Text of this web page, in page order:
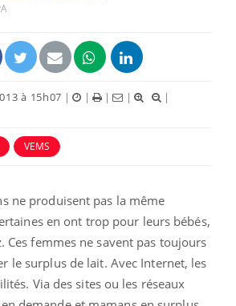
à 15h07 | | | |
|
VEMS
ne produisent pas la même
en ont trop pour leurs bébés,
Ces femmes ne savent pas toujours
le surplus de lait. Avec Internet, les
Via des sites ou les réseaux